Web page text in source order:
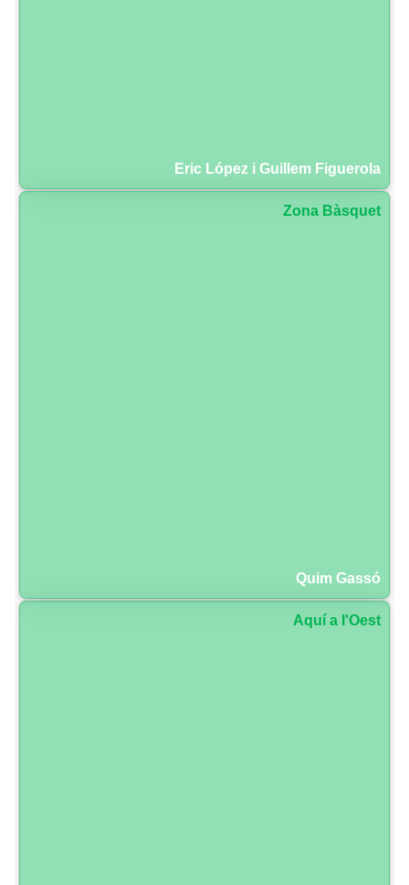
Eric López i Guillem Figuerola
Zona Bàsquet
Quim Gassó
Aquí a l'Oest